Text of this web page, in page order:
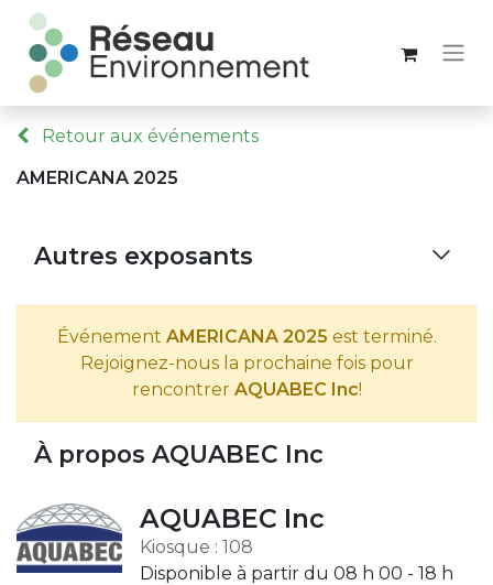
Retour aux événements
AMERICANA 2025
Autres exposants
Événement AMERICANA 2025 est terminé.
Rejoignez-nous la prochaine fois pour
rencontrer AQUABEC Inc!
À propos AQUABEC Inc
AQUABEC Inc
Kiosque : 108
Disponible à partir du 08 h 00 - 18 h